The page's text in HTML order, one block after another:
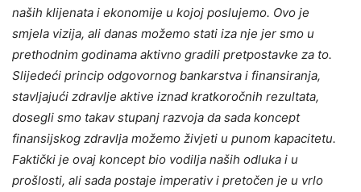
naših klijenata i ekonomije u kojoj poslujemo. Ovo je
smjela vizija, ali danas možemo stati iza nje jer smo u
prethodnim godinama aktivno gradili pretpostavke za to.
Slijedeći princip odgovornog bankarstva i finansiranja,
stavljajući zdravlje aktive iznad kratkoročnih rezultata,
dosegli smo takav stupanj razvoja da sada koncept
finansijskog zdravlja možemo živjeti u punom kapacitetu.
Faktički je ovaj koncept bio vodilja naših odluka i u
prošlosti, ali sada postaje imperativ i pretočen je u vrlo